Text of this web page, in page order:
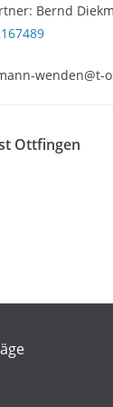
Bernd
wenden@t-
Ottfingen